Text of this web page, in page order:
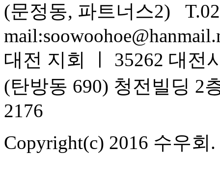
(문정동, 파트너스2)
대전 지회 ㅣ 35262 대전
(탄방동 690) 청전빌딩 2
2176
Copyright(c) 2016 수우회